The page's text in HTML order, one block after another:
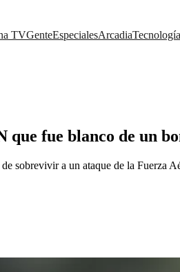
TVGenteEspecialesArcadiaTecnología
fue blanco de un
sobrevivir a un ataque de la Fuerza